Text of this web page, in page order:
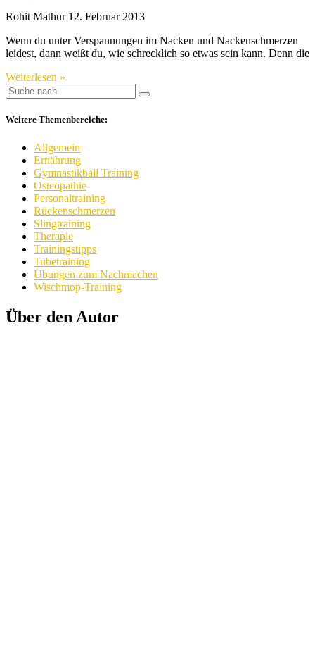
Rohit Mathur 12. Februar 2013
Wenn du unter Verspannungen im Nacken und Nackenschmerzen
leidest, dann weißt du, wie schrecklich so etwas sein kann. Denn die
Weiterlesen »
Weitere Themenbereiche:
Allgemein
Ernährung
Gymnastikball Training
Osteopathie
Personaltraining
Rückenschmerzen
Slingtraining
Therapie
Trainingstipps
Tubetraining
Übungen zum Nachmachen
Wischmop-Training
Über den Autor